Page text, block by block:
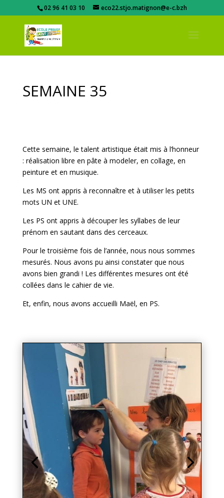
02 96 41 03 10 eco22.stjo.matignon@e-c.bzh
SEMAINE 35
Cette semaine, le talent artistique était mis à l’honneur
: réalisation libre en pâte à modeler, en collage, en
peinture et en musique.
Les MS ont appris à reconnaître et à utiliser les petits
mots UN et UNE.
Les PS ont appris à découper les syllabes de leur
prénom en sautant dans des cerceaux.
Pour le troisième fois de l’année, nous nous sommes
mesurés. Nous avons pu ainsi constater que nous
avons bien grandi ! Les différentes mesures ont été
collées dans le cahier de vie.
Et, enfin, nous avons accueilli Maël, en PS.